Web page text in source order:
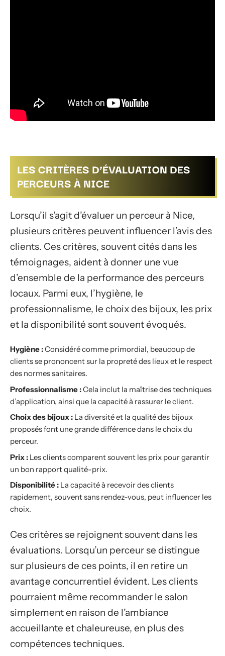
LES CRITÈRES D’ÉVALUATION DES
PERCEURS À NICE
Lorsqu’il s’agit d’évaluer un perceur à Nice,
plusieurs critères peuvent influencer l’avis des
clients. Ces critères, souvent cités dans les
témoignages, aident à donner une vue
d’ensemble de la performance des perceurs
locaux. Parmi eux, l’hygiène, le
professionnalisme, le choix des bijoux, les prix
et la disponibilité sont souvent évoqués.
Hygiène :Considéré comme primordial, beaucoup de
clients se prononcent sur la propreté des lieux et le respect
des normes sanitaires.
Professionnalisme :Cela inclut la maîtrise des techniques
d’application, ainsi que la capacité à rassurer le client.
Choix des bijoux : La diversité et la qualité des bijoux
proposés font une grande différence dans le choix du
perceur.
Prix : Les clients comparent souvent les prix pour garantir
un bon rapport qualité-prix.
Disponibilité : La capacité à recevoir des clients
rapidement, souvent sans rendez-vous, peut influencer les
choix.
Ces critères se rejoignent souvent dans les
évaluations. Lorsqu’un perceur se distingue
sur plusieurs de ces points, il en retire un
avantage concurrentiel évident. Les clients
pourraient même recommander le salon
simplement en raison de l’ambiance
accueillante et chaleureuse, en plus des
compétences techniques.